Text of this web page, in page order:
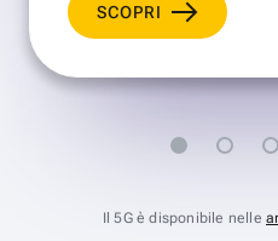
SCOPRI
Il 5G è disponibile nelle